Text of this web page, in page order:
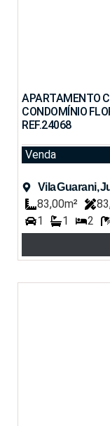
APARTAMENTO
CONDOMÍNIO
REF.24068
Venda
Vila Guarani,
83,00m²
1
1 2